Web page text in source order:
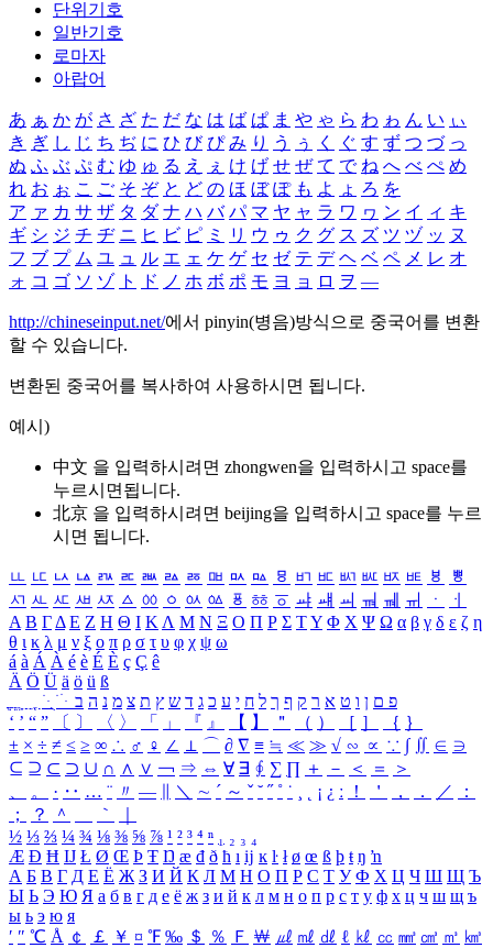
단위기호
일반기호
로마자
아랍어
あ ぁ か が さ ざ た だ な は ば ぱ ま や ゃ ら わ ゎ ん い ぃ
き ぎ し じ ち ぢ に ひ び ぴ み り う ぅ く ぐ す ず つ づ っ
ぬ ふ ぶ ぷ む ゆ ゅ る え ぇ け げ せ ぜ て で ね へ べ ぺ め
れ お ぉ こ ご そ ぞ と ど の ほ ぼ ぽ も よ ょ ろ を
ア ァ カ サ ザ タ ダ ナ ハ バ パ マ ヤ ャ ラ ワ ヮ ン イ ィ キ
ギ シ ジ チ ヂ ニ ヒ ビ ピ ミ リ ウ ゥ ク グ ス ズ ツ ヅ ッ ヌ
フ ブ プ ム ユ ュ ル エ ェ ケ ゲ セ ゼ テ デ ヘ ベ ペ メ レ オ
ォ コ ゴ ソ ゾ ト ド ノ ホ ボ ポ モ ヨ ョ ロ ヲ ―
http://chineseinput.net/에서 pinyin(병음)방식으로 중국어를 변환
할 수 있습니다.
변환된 중국어를 복사하여 사용하시면 됩니다.
예시)
中文 을 입력하시려면 zhongwen을 입력하시고 space를
누르시면됩니다.
北京 을 입력하시려면 beijing을 입력하시고 space를 누르
시면 됩니다.
ㅥ ㅦ ㅧ ㅨ ㅩ ㅪ ㅫ ㅬ ㅭ ㅮ ㅯ ㅰ ㅱ ㅲ ㅳ ㅴ ㅵ ㅶ ㅷ ㅸ
ㅹ
ㅺ ㅻ ㅼ ㅽ ㅾ ㅿ ㆀ ㆁ ㆂ ㆃ ㆄ ㆅ ㆆ ㆇ ㆈ ㆉ ㆊ ㆋ ㆌ ㆍ
ㆎ
Α Β ΓΔ Ε Ζ Η Θ Ι ΚΛ Μ Ν Ξ Ο Π Ρ Σ ΤΥ Φ Χ Ψ Ω α β γ δ ε ζ η
θ ι κ λ μ ν ξ ο π ρ σ τ υ φ χ ψ ω
á à Á À é è É È ç Ç ê
Ä Ö Ü ä ö ü ß
ִֶֹ ֻּ ׁׂ פ ם ן ו ט א ר ק ף ך ל ח י ע כ ג ד ש ץ ת צ מ נ ה ב
‘ ’ “ ” 〔 〕 〈 〉 「 」 『 』 【 】 ＂ （ ） ［ ］ ｛ ｝
± × ÷ ≠ ≤ ≥ ∞ ∴ ♂ ♀ ∠ ⊥ ⌒ ∂ ∇ ≡ ≒ ≪ ≫ √ ∽ ∝ ∵ ∫ ∬ ∈ ∋
⊆ ⊇ ⊂ ⊃ ∪ ∩ ∧ ∨ ￢ ⇒ ⇔ ∀ ∃ ∮ ∑ ∏ ＋ － ＜ ＝
＞
、
。 · ‥ … ¨ 〃 ― ＼ ∼ ´ ～ ˇ ˘ ˝ ˚ ˙ ¸ ¡ ¿ ː ！ ＇ ， ． ／
：
；
？ ＾ ｀
½ ⅓ ⅔ ¼ ¾ ⅛ ⅜ ⅝ ⅞ ¹ ² ³ ⁴ ⁿ ₁ ₂ ₃ ₄
Æ Ð Ħ Ĳ Ł Ø Œ Þ Ŧ Ŋ æ đ ð ħ ı ĳ ĸ ŀ ł ø œ ß þ ŧ ŋ ŉ
А Б В Г Д Е Ё Ж З И Й К Л М Н О П Р С Т У Ф Х Ц Ч Ш Щ Ъ
Ы Ь Э Ю Я а б в г д е ё ж з и й к л м н о п р с т у ф х ц ч ш щ ъ
ы ь э ю я
′ ″ ℃ Å ￠ ￡ ￥ ¤ ℉ ‰ ＄ ％ Ｆ ￦ ㎕ ㎖ ㎗ ℓ ㎘ ㏄ ㎣ ㎤ ㎥ ㎦